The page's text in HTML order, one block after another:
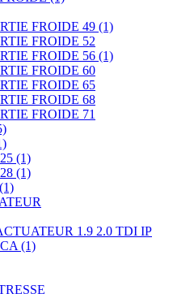
FROIDE 49 (1)
FROIDE 52
FROIDE 56 (1)
FROIDE 60
FROIDE 65
FROIDE 68
FROIDE 71
(1)
(1)
(1)
1.9 2.0 TDI IP
(1)